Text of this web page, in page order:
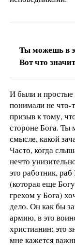
Ты можешь в
Вот что
И были и
понимали не что-
призыв к тому,
стороне Бога.
смысле, какой
Часто, когда
нечто
это работник,
(которая еще
грехом у Бога)
дело. Он как бы
армию, в это
христианин: это
мне кажется